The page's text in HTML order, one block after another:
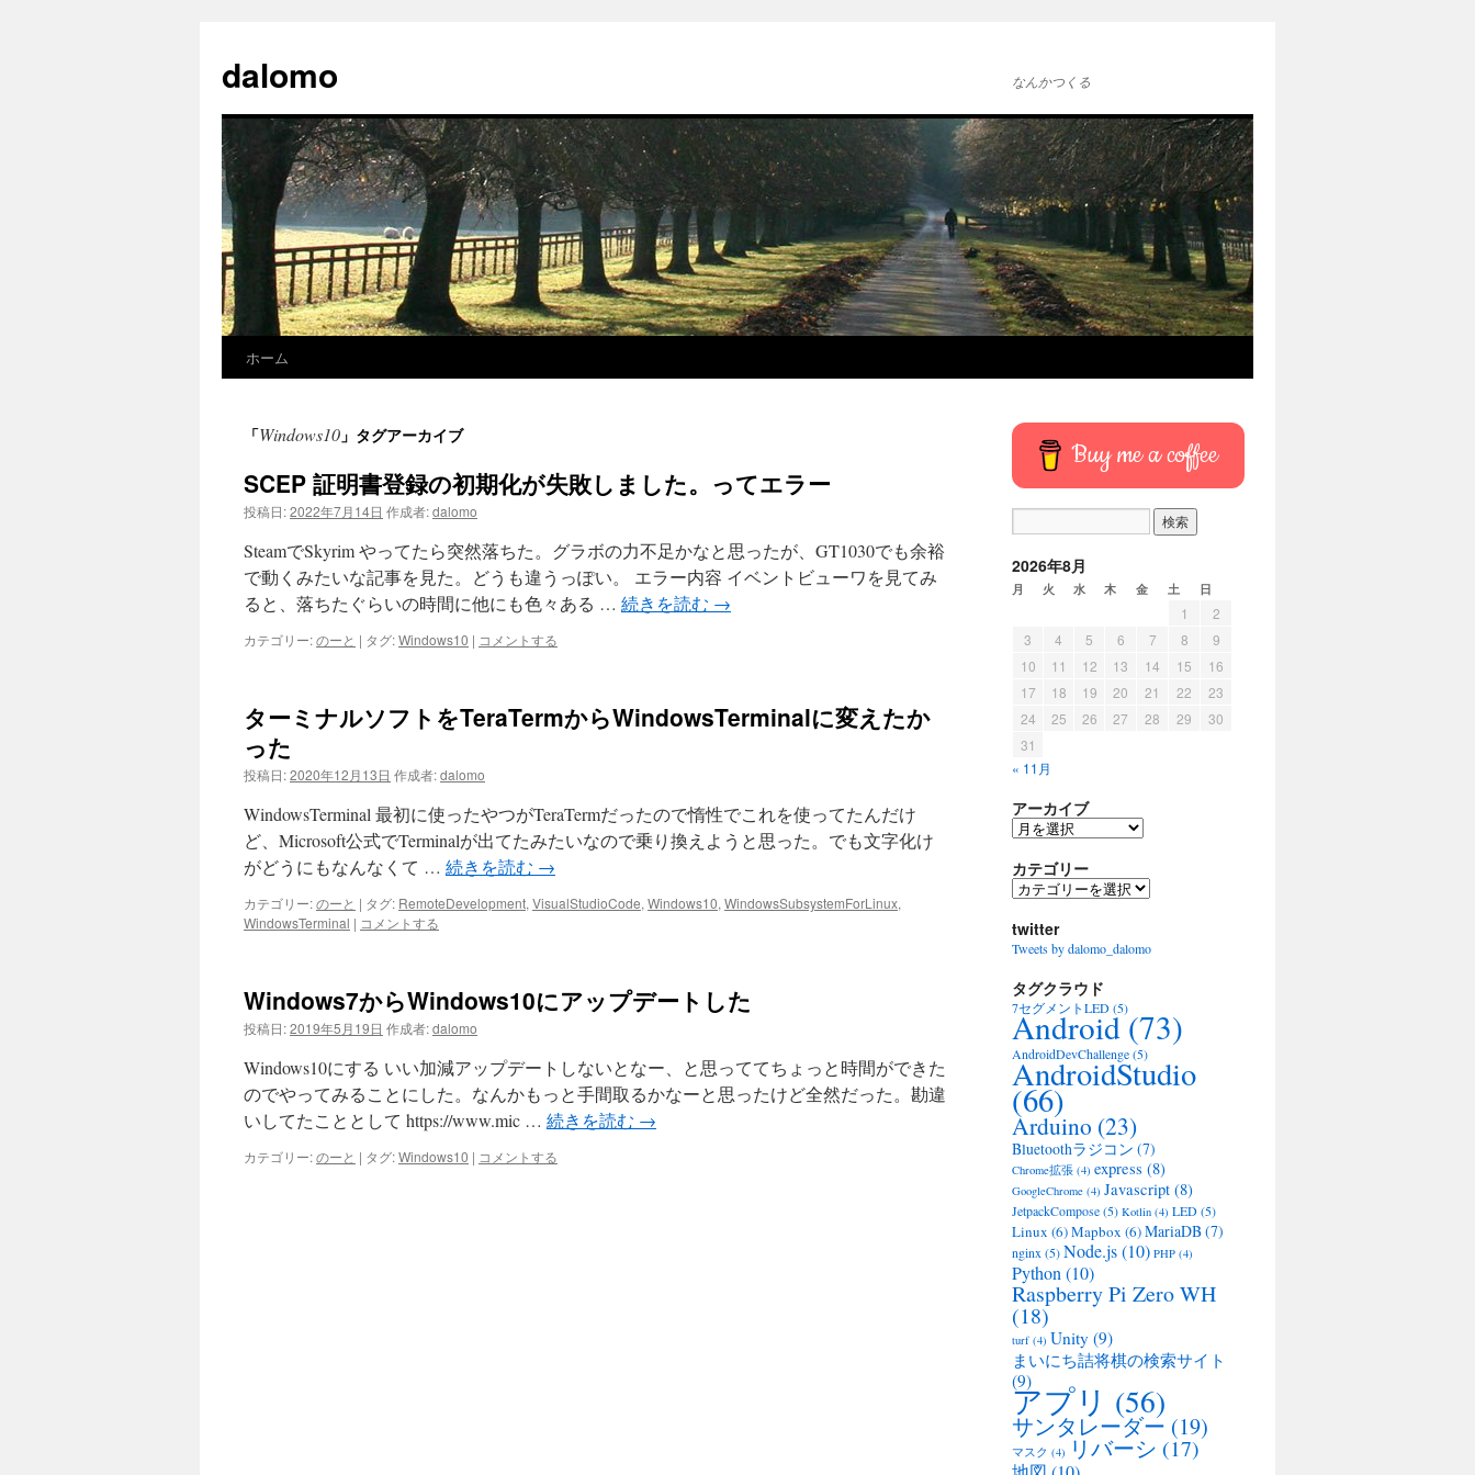
テ
ン
ス
キ
ッ
プ
dalomo なんかつくる
ホーム
「Windows10 」タグアーカイブ
SCEP 証明書登録の初期化が失敗しました。ってエラー
投稿日:2022年7月14日 作成者:dalomo
SteamでSkyrim やってたら突然落ちた。グラボの力不足かなと思ったが、GT1030でも余裕
で動くみたいな記事を見た。どうも違うっぽい。 エラー内容 イベントビューワを見てみ
ると、落ちたぐらいの時間に他にも色々ある … 続きを読む →
カテゴリー:のーと | タグ:Windows10 | コメントする
ターミナルソフトをTeraTermからWindowsTerminalに変えたか
った
投稿日:2020年12月13日 作成者:dalomo
WindowsTerminal 最初に使ったやつがTeraTermだったので惰性でこれを使ってたんだけ
ど、Microsoft公式でTerminalが出てたみたいなので乗り換えようと思った。でも文字化け
がどうにもなんなくて … 続きを読む →
カテゴリー:のーと | タグ: RemoteDevelopment, VisualStudioCode, Windows10, WindowsSubsystemForLinux,
WindowsTerminal | コメントする
Windows7からWindows10にアップデートした
投稿日:2019年5月19日 作成者:dalomo
Windows10にする いい加減アップデートしないとなー、と思っててちょっと時間ができた
のでやってみることにした。なんかもっと手間取るかなーと思ったけど全然だった。勘違
いしてたこととして https://www.mic … 続きを読む →
カテゴリー:のーと | タグ:Windows10 | コメントする
Buy me a coffee
2026年8月
月 火 水 木 金 土 日
1
2
3
4 5 6 7 8
9
10
11 12 13 14 15
16
17
18 19 20 21 22
23
24
25 26 27 28 29
30
31
« 11月
アーカイブ
ア
カ
イ
カテゴリー
カ
ゴ
リ
twitter
Tweets by dalomo_dalomo
タグクラウド
7セグメントLED(5)
Android(73)
AndroidDevChallenge(5)
AndroidStudio
(66)
Arduino (23)
Bluetoothラジコン (7)
Chrome拡張 (4) express (8)
GoogleChrome (4) Javascript (8)
JetpackCompose(5) Kotlin (4) LED(5)
Linux (6)Mapbox (6)MariaDB(7)
nginx (5)Node.js(10) PHP (4)
Python(10)
Raspberry Pi Zero WH
(18)
turf (4) Unity (9)
まいにち詰将棋の検索サイト
(9)
アプリ (56)
サンタレーダー (19)
マスク (4) リバーシ (17)